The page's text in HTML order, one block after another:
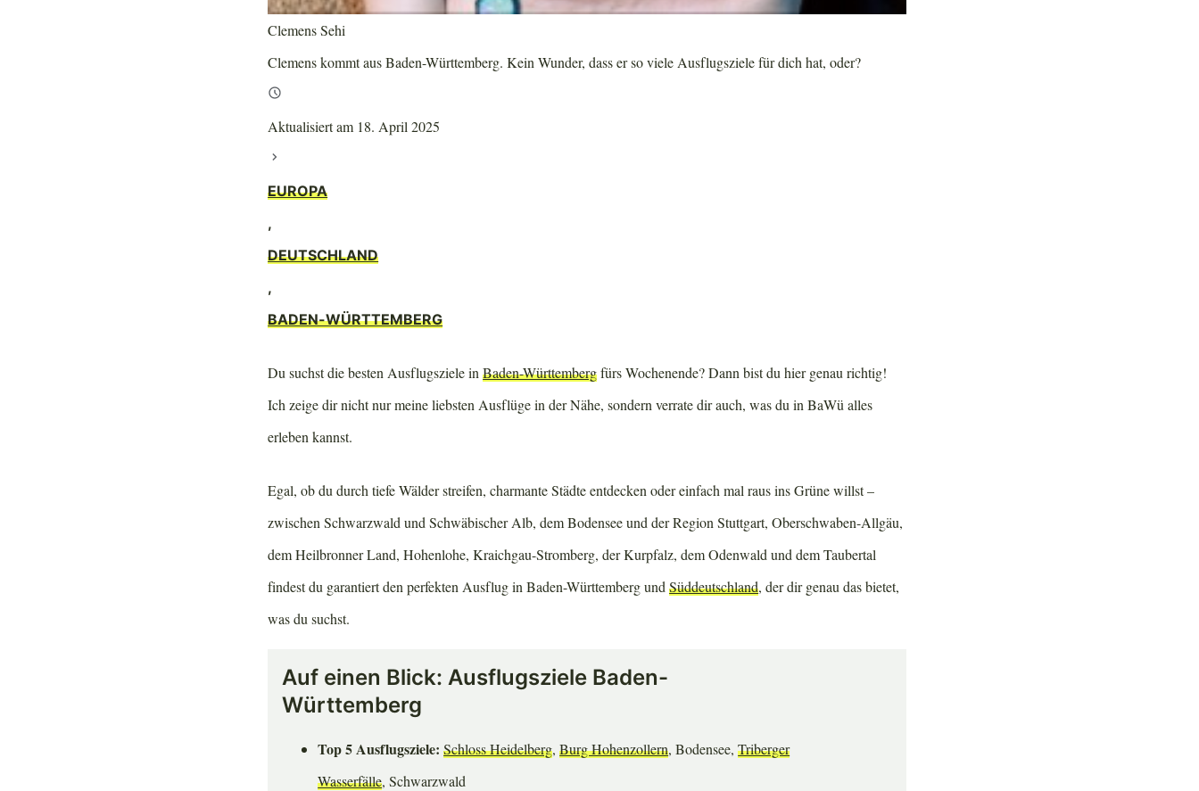
Clemens Sehi
Clemens kommt aus Baden-Württemberg. Kein Wunder, dass er so viele Ausflugsziele für dich hat, oder?
Aktualisiert am 18. April 2025
EUROPA
,
DEUTSCHLAND
,
BADEN-WÜRTTEMBERG
Du suchst die besten Ausflugsziele inBaden-Württembergfürs Wochenende? Dann bist du hier genau richtig!
Ich zeige dir nicht nur meine liebsten Ausflüge in der Nähe, sondern verrate dir auch, was du in BaWü alles
erleben kannst.
Egal, ob du durch tiefe Wälder streifen, charmante Städte entdecken oder einfach mal raus ins Grüne willst –
zwischen Schwarzwald und Schwäbischer Alb, dem Bodensee und der Region Stuttgart, Oberschwaben-Allgäu,
dem Heilbronner Land, Hohenlohe, Kraichgau-Stromberg, der Kurpfalz, dem Odenwald und dem Taubertal
findest du garantiert den perfekten Ausflug in Baden-Württemberg undSüddeutschland, der dir genau das bietet,
was du suchst.
Auf einen Blick: Ausflugsziele Baden-
Württemberg
Top 5 Ausflugsziele: Schloss Heidelberg,Burg Hohenzollern, Bodensee,Triberger
Wasserfälle, Schwarzwald